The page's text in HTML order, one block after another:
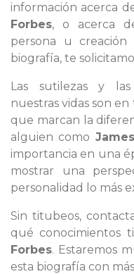
información acerca
Forbes, o acerca
persona u
biografía, te
Las sutilezas y
nuestras vidas son
que marcan la
alguien como
importancia en una
mostrar una
personalidad lo más
Sin titubeos,
qué conocimientos
Forbes. Estaremos
esta biografía con